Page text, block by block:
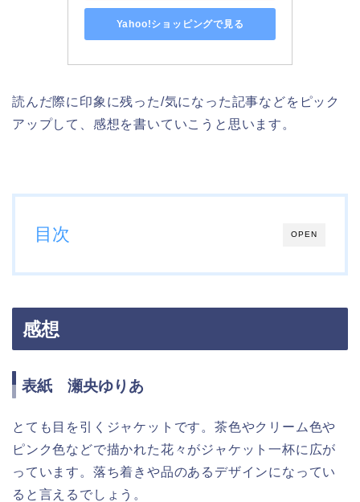
Yahoo!ショッピングで見る
読んだ際に印象に残った/気になった記事などをピック
アップして、感想を書いていこうと思います。
OPEN
目次
感想
表紙 瀬央ゆりあ
とても目を引くジャケットです。茶色やクリーム色や
ピンク色などで描かれた花々がジャケット一杯に広が
っています。落ち着きや品のあるデザインになってい
ると言えるでしょう。